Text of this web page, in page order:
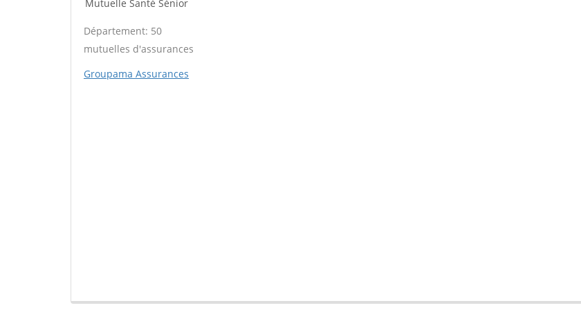
Mutuelle Santé Sénior
Département: 50
mutuelles d'assurances
Groupama Assurances